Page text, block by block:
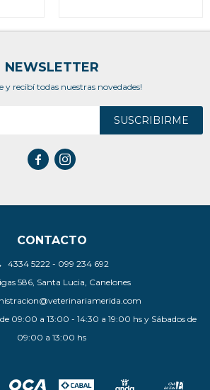
CONTACTO
4334 5222 - 099 234 692
586, Santa Lucia, Canelones
09:00 a 13:00 - 14:30 a 19:00 hs y Sábados de
09:00 a 13:00 hs
NEWSLETTER
y recibí todas nuestras novedades!
SUSCRIBIRME
 